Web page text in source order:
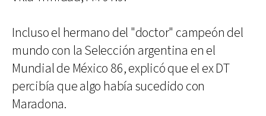
Incluso el hermano del "doctor" campeón del
mundo con la Selección argentina en el
Mundial de México 86, explicó que el ex DT
percibía que algo había sucedido con
Maradona.